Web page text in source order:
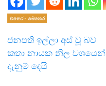
එතෙර - මෙතෙර
ජනපති ඉල්ලා අස් වූ බව
කතා නායක නිල වශයෙන්
දැනුම් දෙයි